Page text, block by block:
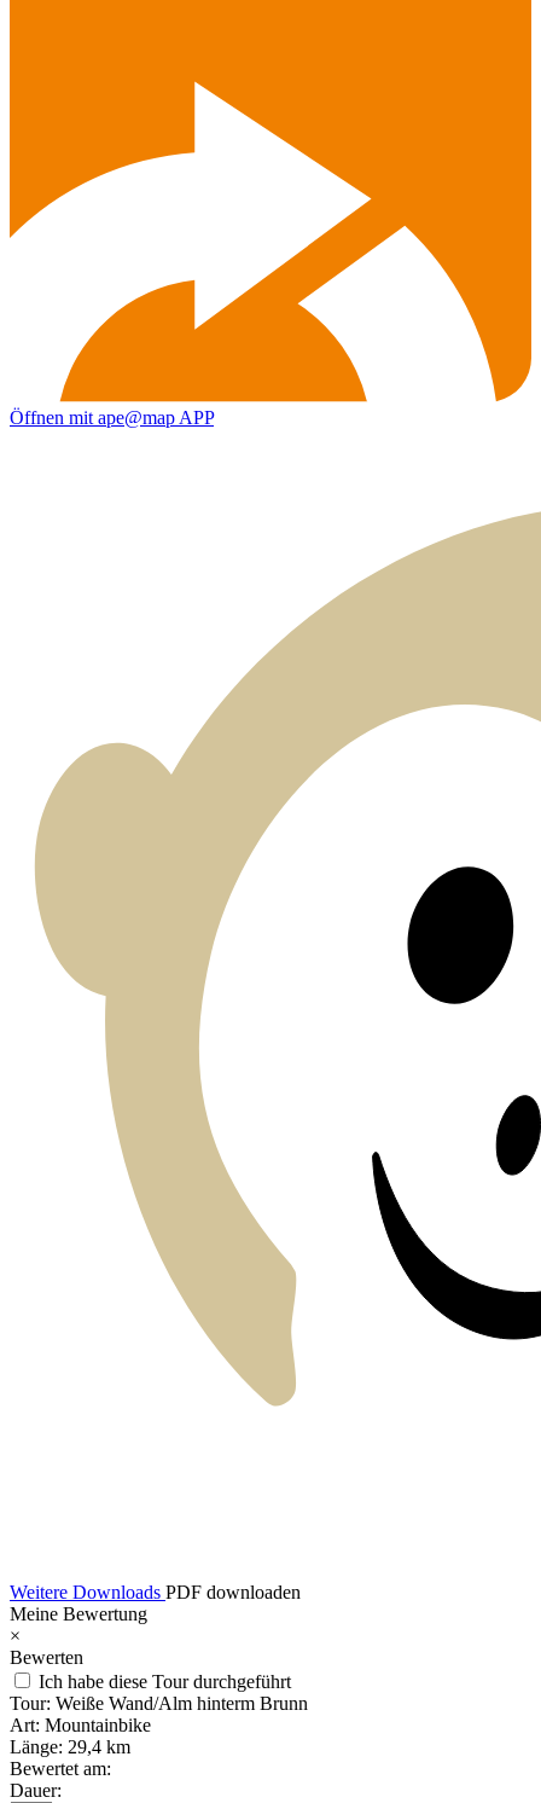
Öffnen mit ape@map APP
Weitere Downloads PDF downloaden
Meine Bewertung
×
Bewerten
Ich habe diese Tour durchgeführt
Tour: Weiße Wand/Alm hinterm Brunn
Art: Mountainbike
Länge: 29,4 km
Bewertet am:
Dauer: